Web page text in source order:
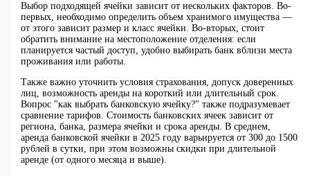
Выбор подходящей ячейки зависит от нескольких факторов. Во-
первых, необходимо определить объем хранимого имущества —
от этого зависит размер и класс ячейки. Во-вторых, стоит
обратить внимание на местоположение отделения: если
планируется частый доступ, удобно выбирать банк вблизи места
проживания или работы.
Также важно уточнить условия страхования, допуск доверенных
лиц, возможность аренды на короткий или длительный срок.
Вопрос "как выбрать банковскую ячейку?" также подразумевает
сравнение тарифов. Стоимость банковских ячеек зависит от
региона, банка, размера ячейки и срока аренды. В среднем,
аренда банковской ячейки в 2025 году варьируется от 300 до 1500
рублей в сутки, при этом возможны скидки при длительной
аренде (от одного месяца и выше).